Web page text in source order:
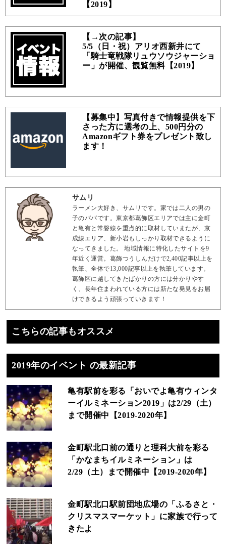
【2019】
【→次の記事】
5/5（日・祝）アリオ西新井にて
「騎士竜戦隊リュウソウジャーショ
ー」が開催、観覧無料【2019】
【募集中】写真付きで情報提供を下
さった方に選考の上、500円分の
Amazonギフト券をプレゼント致し
ます！
サムリ
ラーメン大好き、サムリです。家では二人の男の
子のパパです。東京都葛飾区エリアでは主に金町
と亀有と常磐線を重点的に取材していまたが、京
成線エリア、新小岩もしっかり取材できるように
なってきました。 地域情報に特化したサイトを9
年近く運営。葛飾つうしんだけで2,400記事以上を
執筆、全体で13,000記事以上を執筆しています。
葛飾区に越してきたばかりの方には分かりやす
く、長年住まわれている方には新たな発見をお届
けできるよう頑張っていきます！
こちらの記事もオススメ
2019年のイベント の最新記事
亀有駅前を彩る「おいでよ亀有ウィンタ
ーイルミネーション2019」は2/29（土）
まで開催中【2019-2020年】
金町駅北口前の通りと理科大前を彩る
「かなまちイルミネーション」は
2/29（土）まで開催中【2019-2020年】
金町駅北口駅前団地広場の「ふるさと・
クリスマスマーケット」に家族で行って
きたよ